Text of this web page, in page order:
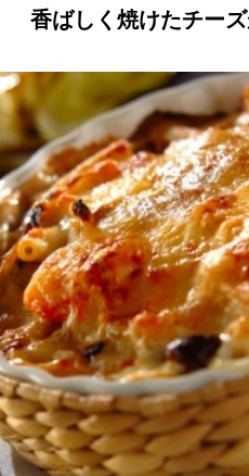
香ばしく焼けたチーズ